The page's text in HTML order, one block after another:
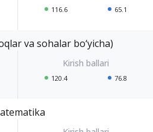
116.6 65.1
va sohalar bo‘yicha)
120.4 76.8